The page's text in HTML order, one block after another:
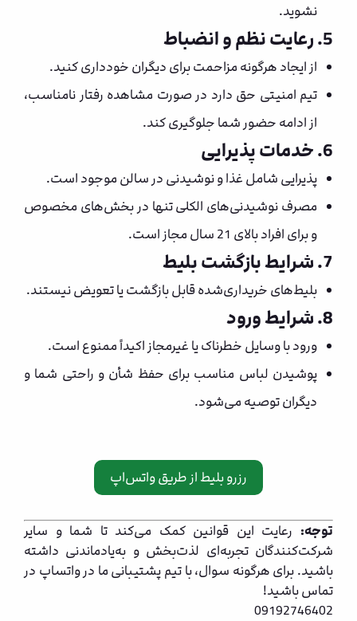
نشوید.
5. رعایت نظم و انضباط
از ایجاد هرگونه مزاحمت برای دیگران خودداری کنید.
تیم امنیتی حق دارد در صورت مشاهده رفتار نامناسب،
از ادامه حضور شما جلوگیری کند.
6. خدمات پذیرایی
پذیرایی شامل غذا و نوشیدنی در سالن موجود است.
مصرف نوشیدنی‌های الکلی تنها در بخش‌های مخصوص
و برای افراد بالای 21 سال مجاز است.
7. شرایط بازگشت بلیط
بلیط‌های خریداری‌شده قابل بازگشت یا تعویض نیستند.
8. شرایط ورود
ورود با وسایل خطرناک یا غیرمجاز اکیداً ممنوع است.
پوشیدن لباس مناسب برای حفظ شأن و راحتی شما و
دیگران توصیه می‌شود.
رزرو بلیط از طریق واتس‌اپ
توجه: رعایت این قوانین کمک می‌کند تا شما و سایر
شرکت‌کنندگان تجربه‌ای لذت‌بخش و به‌یادماندنی داشته
باشید. برای هرگونه سوال، با تیم پشتیبانی ما در واتساپ در
تماس باشید!
09192746402